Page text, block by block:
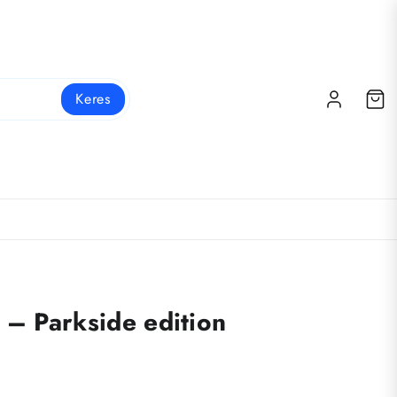
Keres
Parkside edition